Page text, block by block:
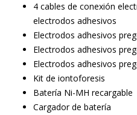
4 cables de conexión
electrodos adhesivos
Electrodos adhesivos
Electrodos adhesivos
Electrodos adhesivos
Kit de iontoforesis
Batería Ni-MH recargable
Cargador de batería